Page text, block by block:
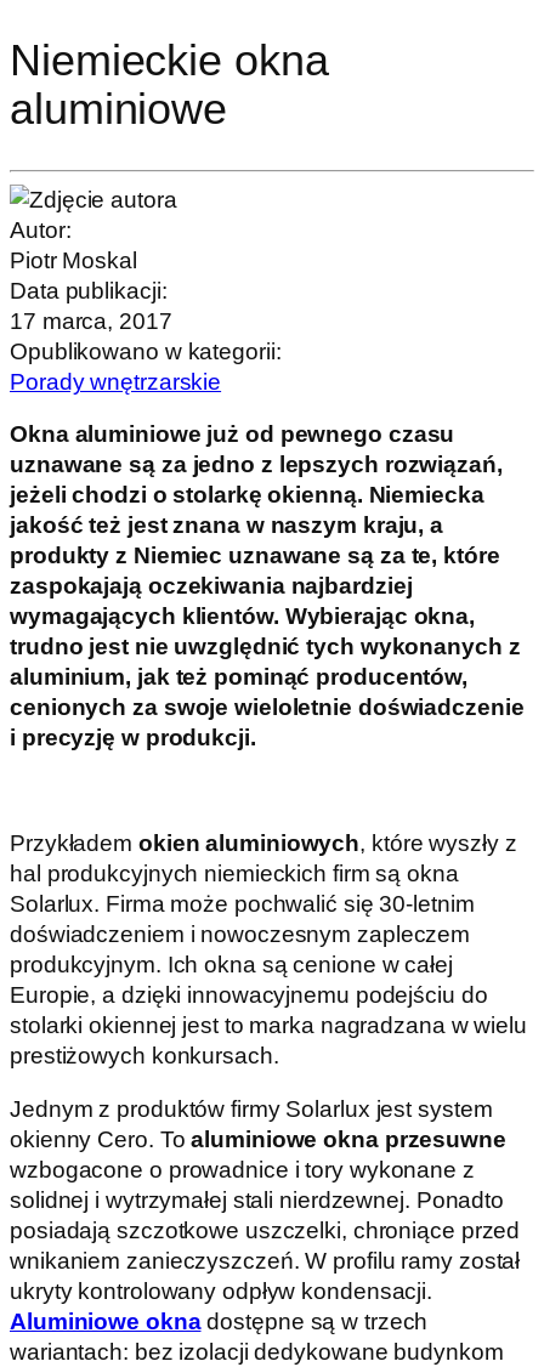
Niemieckie okna
aluminiowe
Autor:
Piotr Moskal
Data publikacji:
17 marca, 2017
Opublikowano w kategorii:
Porady wnętrzarskie
Okna aluminiowe już od pewnego czasu
uznawane są za jedno z lepszych rozwiązań,
jeżeli chodzi o stolarkę okienną. Niemiecka
jakość też jest znana w naszym kraju, a
produkty z Niemiec uznawane są za te, które
zaspokajają oczekiwania najbardziej
wymagających klientów. Wybierając okna,
trudno jest nie uwzględnić tych wykonanych z
aluminium, jak też pominąć producentów,
cenionych za swoje wieloletnie doświadczenie
i precyzję w produkcji.
Przykładem okien aluminiowych, które wyszły z
hal produkcyjnych niemieckich firm są okna
Solarlux. Firma może pochwalić się 30-letnim
doświadczeniem i nowoczesnym zapleczem
produkcyjnym. Ich okna są cenione w całej
Europie, a dzięki innowacyjnemu podejściu do
stolarki okiennej jest to marka nagradzana w wielu
prestiżowych konkursach.
Jednym z produktów firmy Solarlux jest system
okienny Cero. Toaluminiowe okna przesuwne
wzbogacone o prowadnice i tory wykonane z
solidnej i wytrzymałej stali nierdzewnej. Ponadto
posiadają szczotkowe uszczelki, chroniące przed
wnikaniem zanieczyszczeń. W profilu ramy został
ukryty kontrolowany odpływ kondensacji.
Aluminiowe oknadostępne są w trzech
wariantach: bez izolacji dedykowane budynkom